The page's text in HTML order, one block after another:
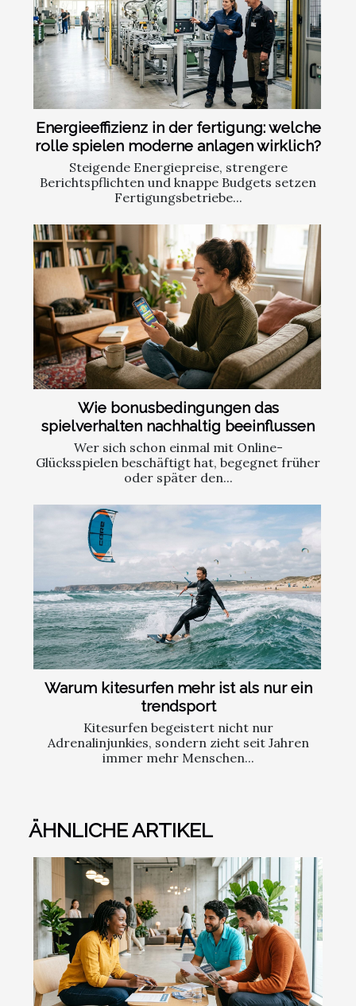
Energieeffizienz in der fertigung: welche
rolle spielen moderne anlagen wirklich?
Steigende Energiepreise, strengere
Berichtspflichten und knappe Budgets setzen
Fertigungsbetriebe...
Wie bonusbedingungen das
spielverhalten nachhaltig beeinflussen
Wer sich schon einmal mit Online-
Glücksspielen beschäftigt hat, begegnet früher
oder später den...
Warum kitesurfen mehr ist als nur ein
trendsport
Kitesurfen begeistert nicht nur
Adrenalinjunkies, sondern zieht seit Jahren
immer mehr Menschen...
ÄHNLICHE ARTIKEL